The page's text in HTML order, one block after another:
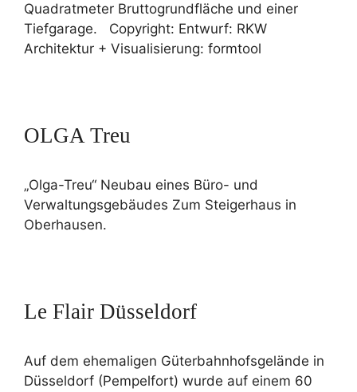
Quadratmeter Bruttogrundfläche und einer
Tiefgarage. Copyright: Entwurf: RKW
Architektur + Visualisierung: formtool
OLGA Treu
„Olga-Treu“ Neubau eines Büro- und
Verwaltungsgebäudes Zum Steigerhaus in
Oberhausen.
Le Flair Düsseldorf
Auf dem ehemaligen Güterbahnhofsgelände in
Düsseldorf (Pempelfort) wurde auf einem 60